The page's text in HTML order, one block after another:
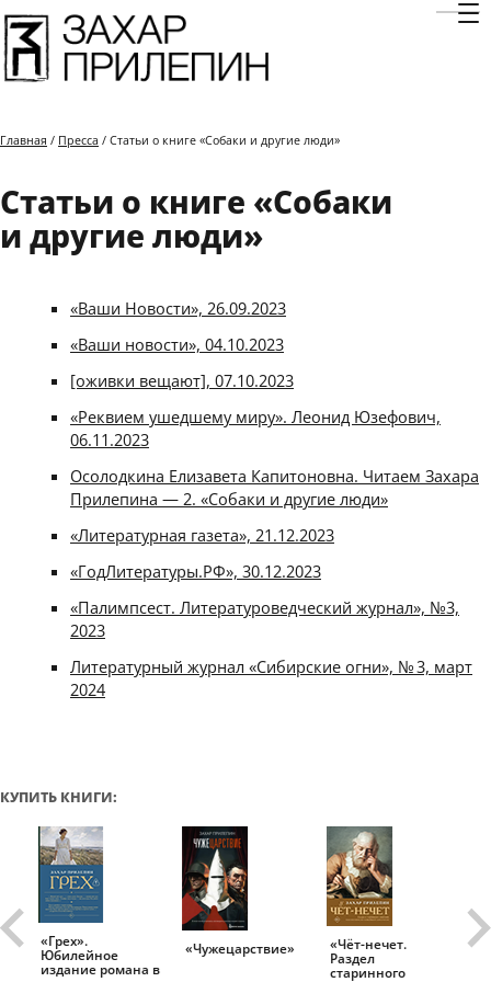
Главная / Пресса / Статьи о книге «Собаки и другие люди»
Статьи о книге «Собаки
и другие люди»
«Ваши Новости», 26.09.2023
«Ваши новости», 04.10.2023
[оживки вещают], 07.10.2023
«Реквием ушедшему миру». Леонид Юзефович,
06.11.2023
Осолодкина Елизавета Капитоновна. Читаем Захара
Прилепина — 2. «Собаки и другие люди»
«Литературная газета», 21.12.2023
«ГодЛитературы.РФ», 30.12.2023
«Палимпсест. Литературоведческий журнал», №3,
2023
Литературный журнал «Сибирские огни», № 3, март
2024
КУПИТЬ КНИГИ:
«Грех».
Юбилейное
издание романа в
«Чужецарствие» «Чёт-нечет.
Раздел
старинного